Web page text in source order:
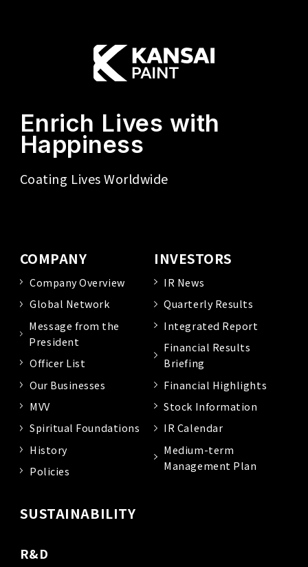
Enrich Lives with
Happiness
Coating Lives Worldwide
COMPANY
Company Overview
Global Network
Message from the
President
Officer List
Our Businesses
MVV
Spiritual Foundations
History
Policies
INVESTORS
IR News
Quarterly Results
Integrated Report
Financial Results
Briefing
Financial Highlights
Stock Information
IR Calendar
Medium-term
Management Plan
SUSTAINABILITY
R&D